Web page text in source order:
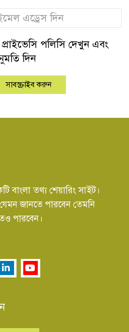
প্রাইভেসি পলিসি দেখুন এবং
দিন
বাংলা তথ্য শেয়ারিং সাইট।
জানতে পারবেন তেমনি
পারবেন।